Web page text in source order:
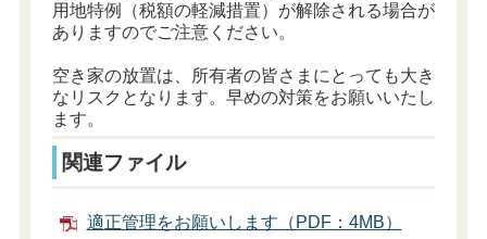
用地特例（税額の軽減措置）が解除される場合が
ありますのでご注意ください。
空き家の放置は、所有者の皆さまにとっても大き
なリスクとなります。早めの対策をお願いいたし
ます。
関連ファイル
適正管理をお願いします（PDF：4MB）